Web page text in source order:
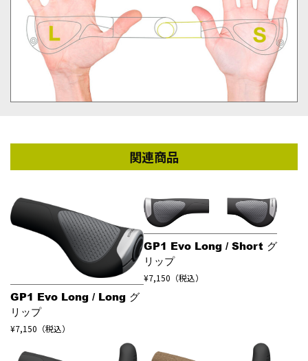
関連商品
GP1 Evo Long / Long グ
リップ
¥7,150（税込）
GP1 Evo Long / Short グ
リップ
¥7,150（税込）